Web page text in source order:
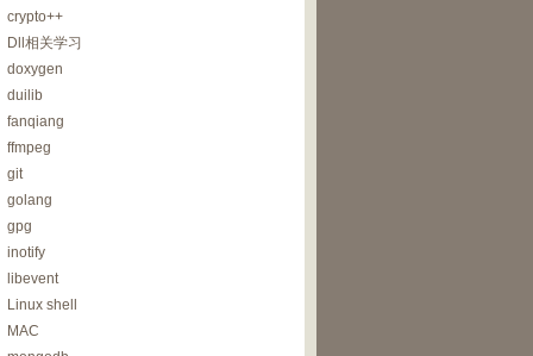
crypto++
Dll相关学习
doxygen
duilib
fanqiang
ffmpeg
git
golang
gpg
inotify
libevent
Linux shell
MAC